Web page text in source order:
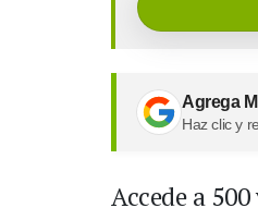
Agrega
Haz clic y
Accede a